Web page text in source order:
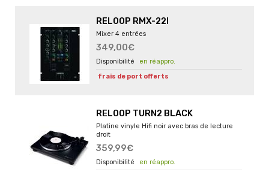
RELOOP RMX-22I
Mixer 4 entrées
349,00€
en réappro.
frais de port offerts
RELOOP TURN2 BLACK
Platine vinyle Hifi noir avec bras de lecture
droit
359,99€
en réappro.